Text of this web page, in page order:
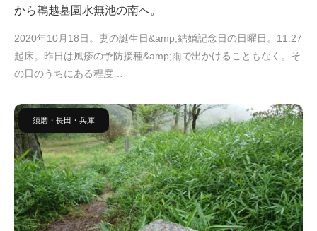
から鵯越墓園水無池の南へ。
2020年10月18日。妻の誕生日&amp;結婚記念日の日曜日。11:27
起床。昨日は風疹の予防接種&amp;雨で出かけることもなく。そ
の日のうちにある程度…
須磨・長田・兵庫